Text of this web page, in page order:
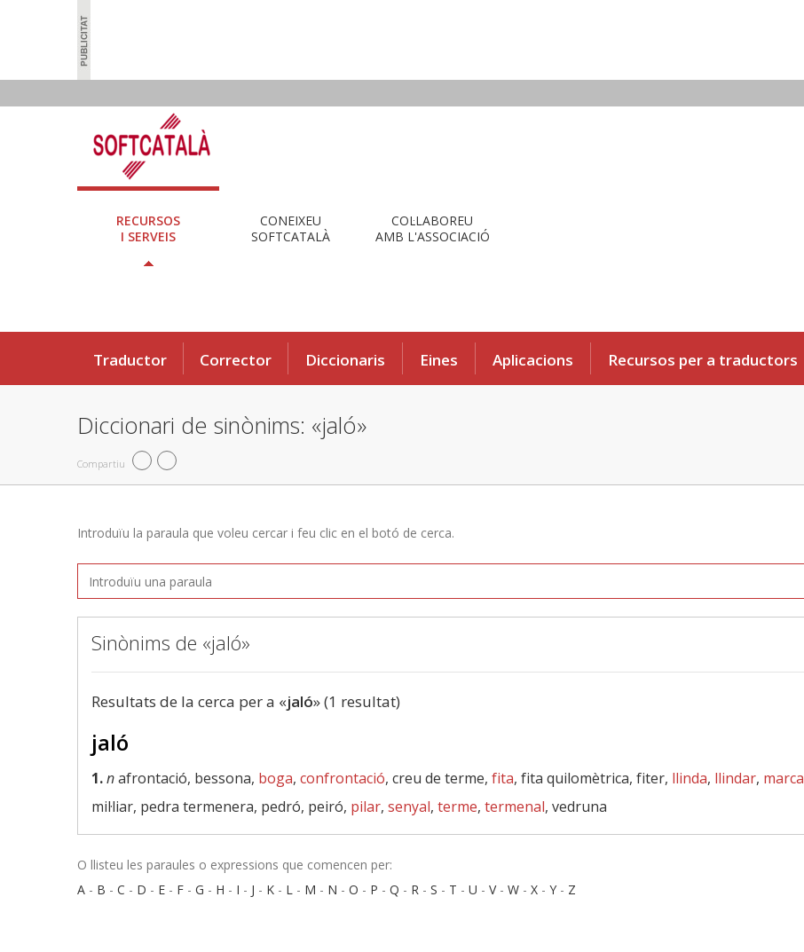
RECURSOS
I SERVEIS
CONEIXEU
SOFTCATALÀ
COL·LABOREU
AMB L'ASSOCIACIÓ
Traductor Corrector Diccionaris Eines Aplicacions Recursos per a traductors
Diccionari de sinònims: «jaló»
Compartiu
Introduïu la paraula que voleu cercar i feu clic en el botó de cerca.
Sinònims de «jaló»
Resultats de la cerca per a «jaló» (1 resultat)
jaló
1.nafrontació, bessona, boga, confrontació, creu de terme, fita, fita quilomètrica, fiter, llinda, llindar, marca
mil·liar, pedra termenera, pedró, peiró, pilar, senyal, terme, termenal, vedruna
O llisteu les paraules o expressions que comencen per:
A - B - C - D - E - F - G - H - I - J - K - L - M - N - O - P - Q - R - S - T - U - V- W - X - Y - Z